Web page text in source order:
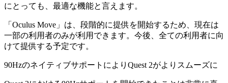
にとっても、最適な機能と言えます。
「Oculus Move」は、段階的に提供を開始するため、現在は
一部の利用者のみが利用できます。今後、全ての利用者に向
けて提供する予定です。
90HzのネイティブサポートによりQuest 2がよりスムーズに